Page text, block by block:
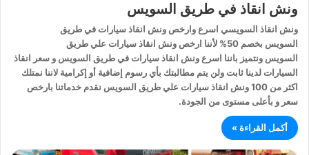
ونش انقاذ في طريق السويس
ونش انقاذ السويسي اسرع وارخص ونش انقاذ سيارات في طريق
السويس بخصم 50% لأننا ارخص ونش انقاذ سيارات علي طريق
السويس ونتميز باننا اسرع ونش انقاذ سيارات في طريق السويس و سعر انقاذ
السيارات لدينا ثابت ولن يتم مطالبتك بأي رسوم إضافية أو إكرامية لاننا نمتلك
اكثر من 100 ونش انقاذ سيارات علي طريق السويس نقدم خدماتنا بارخص
سعر و بأعلى مستوى من الجودة.
أكمل القراءة »